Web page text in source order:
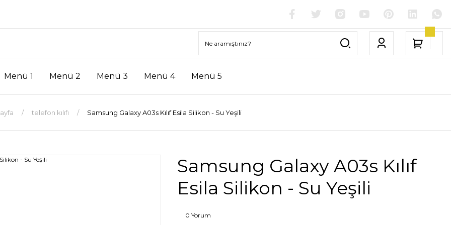
Menü 1 Menü 2 Menü 3 Menü 4 Menü 5
telefon kılıfı Samsung Galaxy A03s Kılıf Esila Silikon - Su Yeşili
Samsung Galaxy A03s Kılıf
Esila Silikon - Su Yeşili
0 Yorum